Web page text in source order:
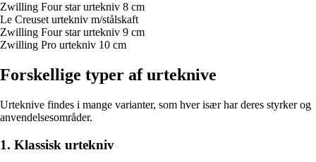
Zwilling Four star urtekniv 8 cm
Le Creuset urtekniv m/stålskaft
Zwilling Four star urtekniv 9 cm
Zwilling Pro urtekniv 10 cm
Forskellige typer af urteknive
Urteknive findes i mange varianter, som hver især har deres styrker og
anvendelsesområder.
1. Klassisk urtekniv